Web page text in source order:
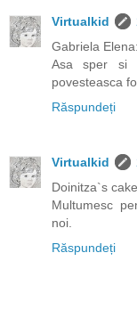
Virtualkid
Gabriela Elena:
Asa sper si
povesteasca
Răspundeți
Virtualkid
Doinitza`s
Multumesc
noi.
Răspundeți